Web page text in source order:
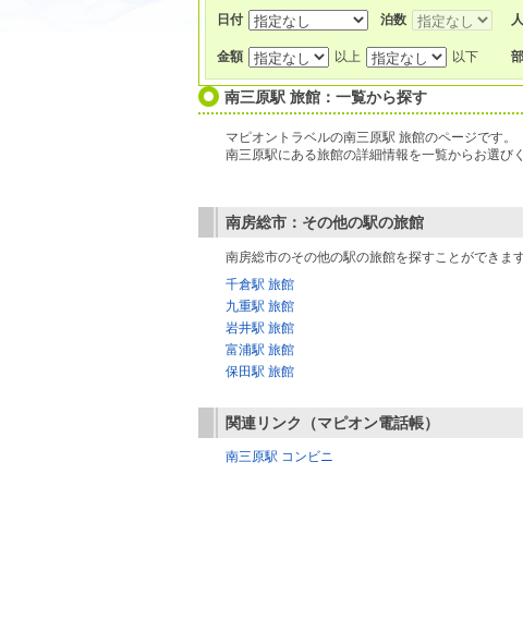
日付 泊数
金額 以上 以下
南三原駅 旅館：一覧から探す
マピオントラベルの南三原駅 旅館のページです。
南三原駅にある旅館の詳細情報を一覧からお選び
南房総市：その他の駅の旅館
南房総市のその他の駅の旅館を探すことができます
千倉駅 旅館
九重駅 旅館
岩井駅 旅館
富浦駅 旅館
保田駅 旅館
関連リンク（マピオン電話帳）
南三原駅 コンビニ